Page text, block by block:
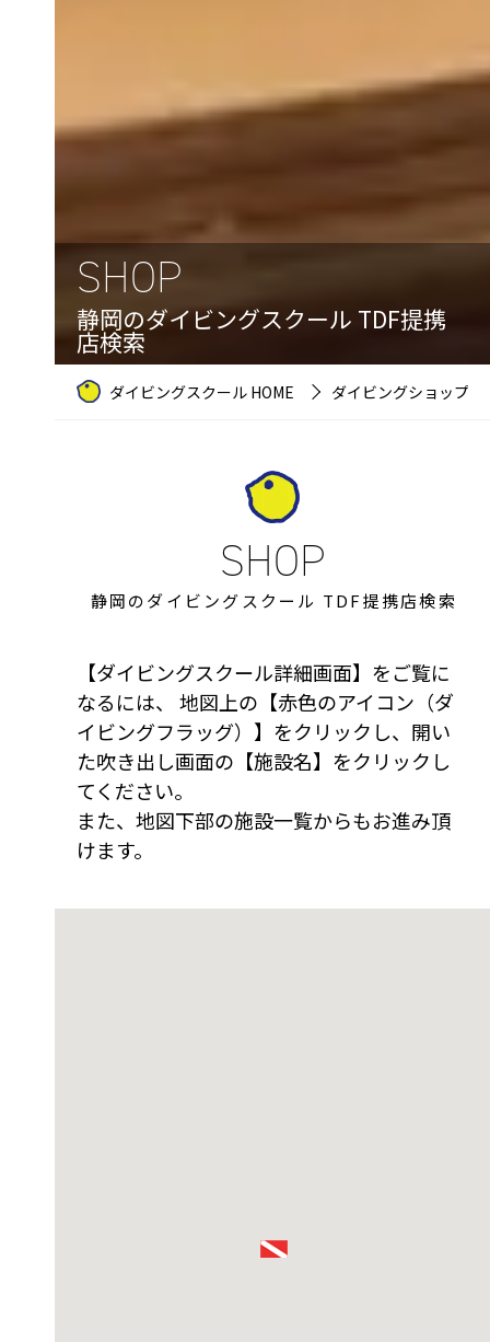
SHOP
静岡のダイビングスクール TDF提携
店検索
ダイビングスクール HOME ダイビングショップ案
静岡のダイビングスクール TDF提携店検索
【ダイビングスクール詳細画面】をご覧に
なるには、
地図上の【赤色のアイコン（ダ
イビングフラッグ）】をクリックし、 開い
た吹き出し画面の【施設名】をクリックし
てください。
また、地図下部の施設一覧からもお進み頂
けます。